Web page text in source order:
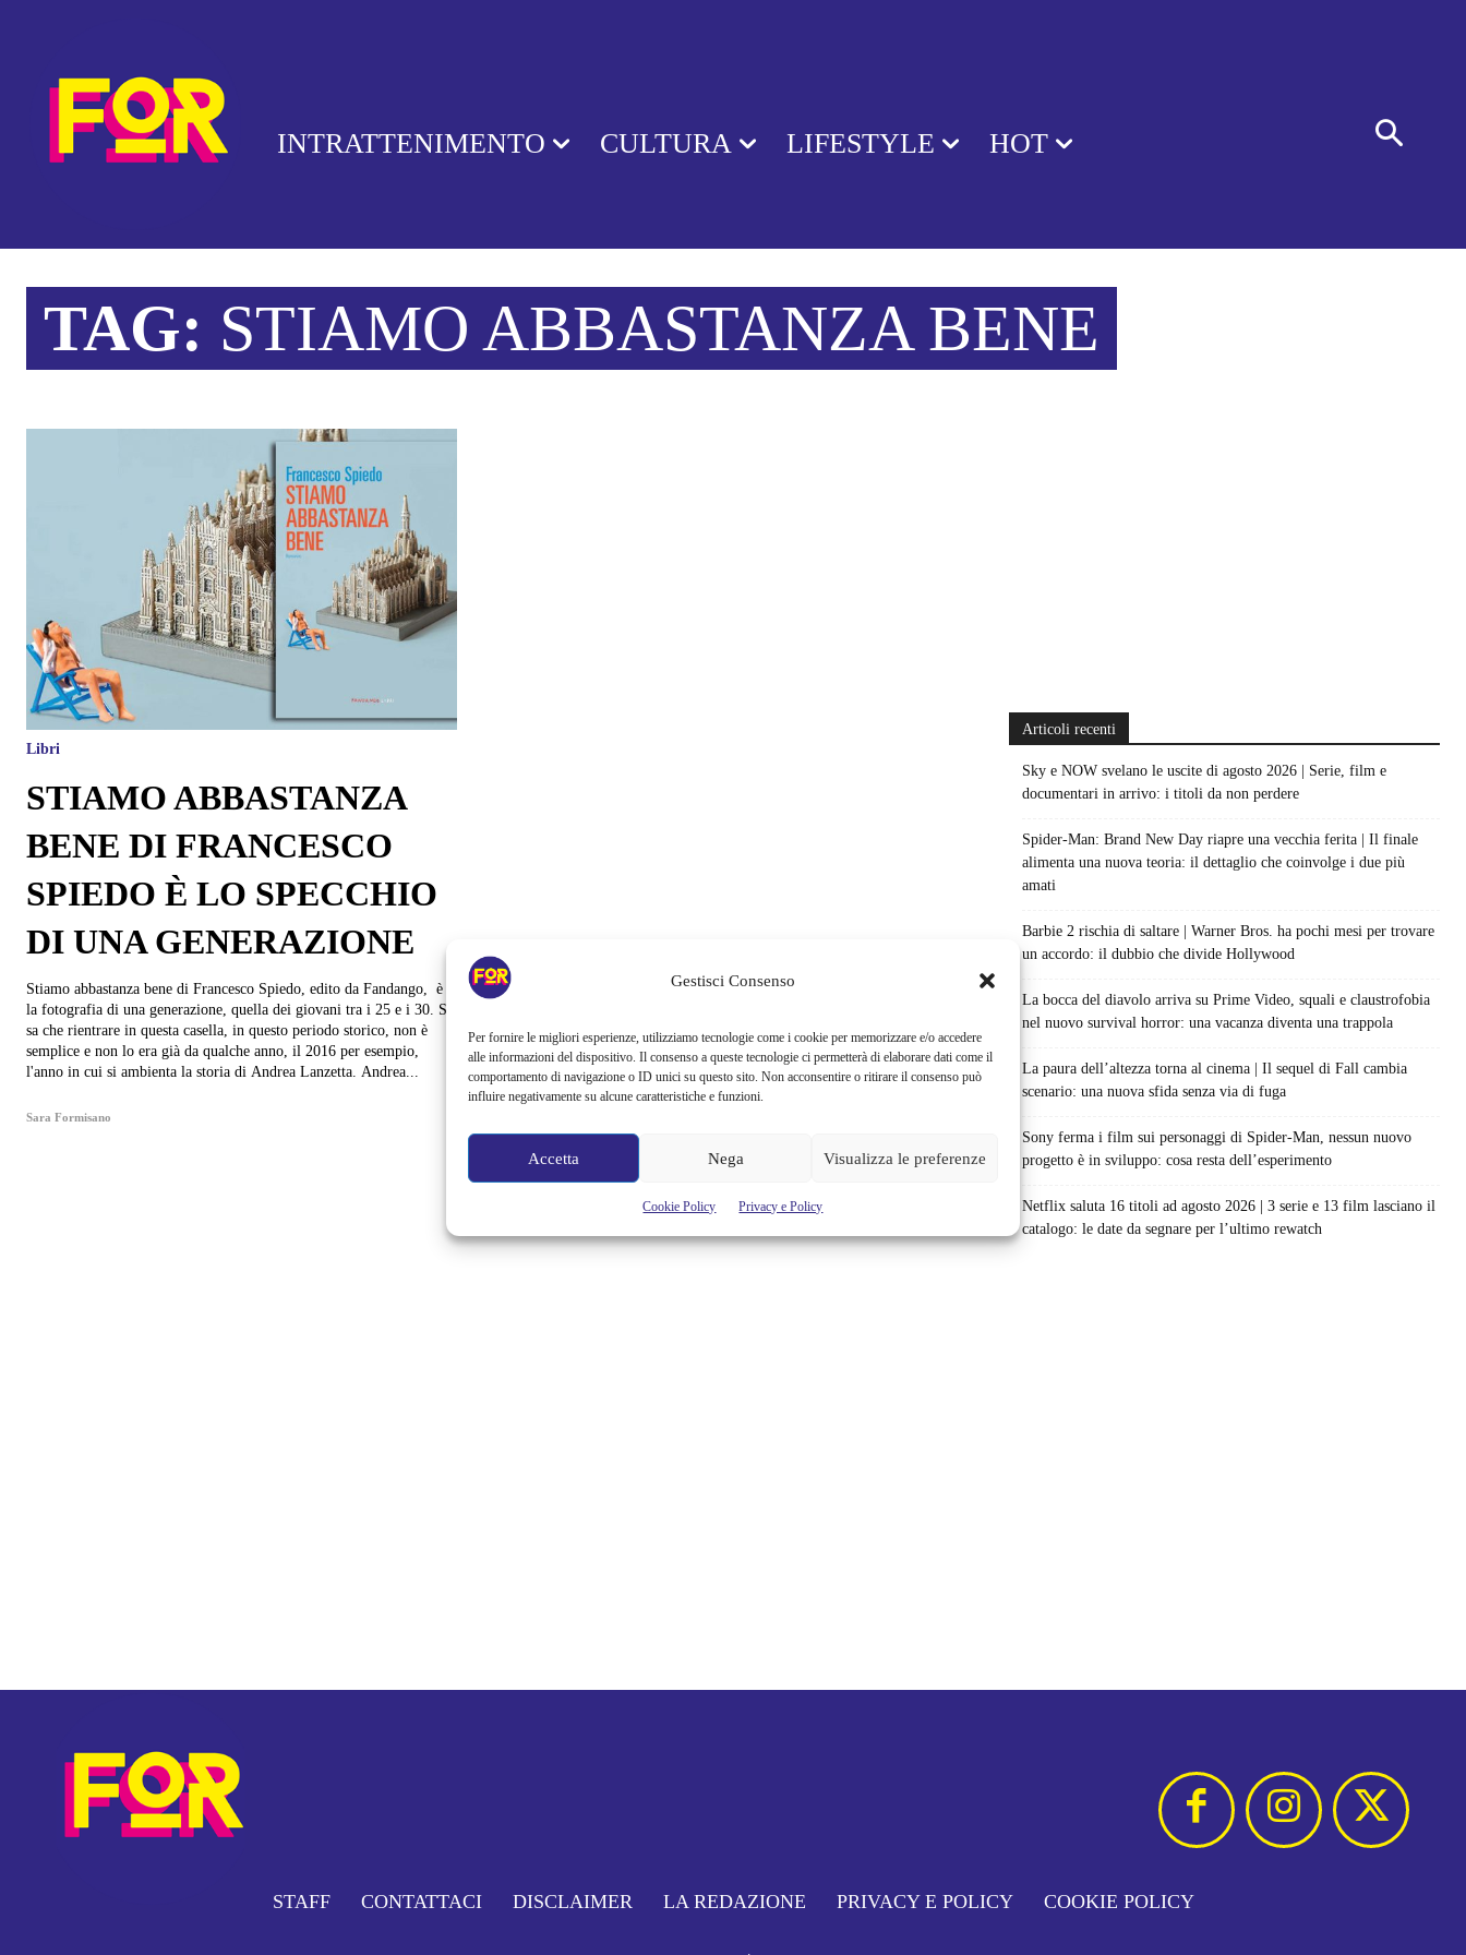
Gestisci Consenso
Per fornire le migliori esperienze, utilizziamo tecnologie come i cookie per memorizzare e/o accedere
alle informazioni del dispositivo. Il consenso a queste tecnologie ci permetterà di elaborare dati come il
comportamento di navigazione o ID unici su questo sito. Non acconsentire o ritirare il consenso può
influire negativamente su alcune caratteristiche e funzioni.
Accetta Nega Visualizza le preferenze
Cookie Policy Privacy e Policy
INTRATTENIMENTO CULTURA LIFESTYLE HOT
TAG: STIAMO ABBASTANZA BENE
Libri
STIAMO ABBASTANZA
BENE DI FRANCESCO
SPIEDO È LO SPECCHIO
DI UNA GENERAZIONE
Stiamo abbastanza bene di Francesco Spiedo, edito da Fandango, è
la fotografia di una generazione, quella dei giovani tra i 25 e i 30. Si
sa che rientrare in questa casella, in questo periodo storico, non è
semplice e non lo era già da qualche anno, il 2016 per esempio,
l'anno in cui si ambienta la storia di Andrea Lanzetta. Andrea...
Sara Formisano
Articoli recenti
Sky e NOW svelano le uscite di agosto 2026 | Serie, film e
documentari in arrivo: i titoli da non perdere
Spider-Man: Brand New Day riapre una vecchia ferita | Il finale
alimenta una nuova teoria: il dettaglio che coinvolge i due più
amati
Barbie 2 rischia di saltare | Warner Bros. ha pochi mesi per trovare
un accordo: il dubbio che divide Hollywood
La bocca del diavolo arriva su Prime Video, squali e claustrofobia
nel nuovo survival horror: una vacanza diventa una trappola
La paura dell’altezza torna al cinema | Il sequel di Fall cambia
scenario: una nuova sfida senza via di fuga
Sony ferma i film sui personaggi di Spider-Man, nessun nuovo
progetto è in sviluppo: cosa resta dell’esperimento
Netflix saluta 16 titoli ad agosto 2026 | 3 serie e 13 film lasciano il
catalogo: le date da segnare per l’ultimo rewatch
STAFF CONTATTACI DISCLAIMER LA REDAZIONE PRIVACY E POLICY COOKIE POLICY